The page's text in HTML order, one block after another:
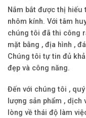
Nắm bắt được thị hiếu
nhôm kính. Với tâm
chúng tôi đã thi công
mặt bằng , địa hình ,
Chúng tôi tự tin đủ
đẹp và công năng.
Đến với chúng tôi ,
lượng sản phẩm , dịch
lòng về thái độ làm